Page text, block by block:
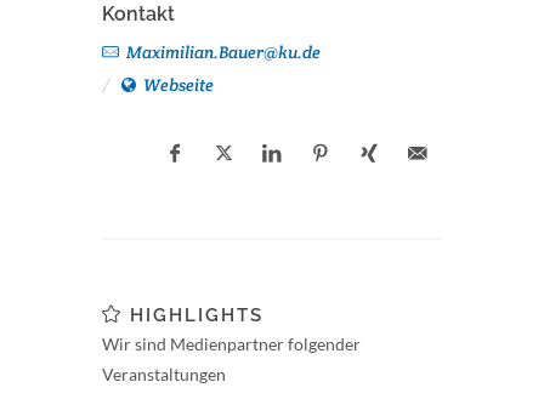
Kontakt
Maximilian.Bauer@ku.de
Webseite
HIGHLIGHTS
Wir sind Medienpartner folgender
Veranstaltungen